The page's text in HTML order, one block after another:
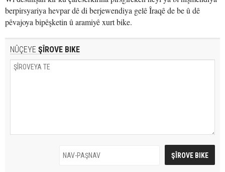
berpirsyariya hevpar dê di berjewendiya gelê Îraqê de be û dê
pêvajoya bipêşketin û aramiyê xurt bike.
NÛÇEYE ŞÎROVE BIKE